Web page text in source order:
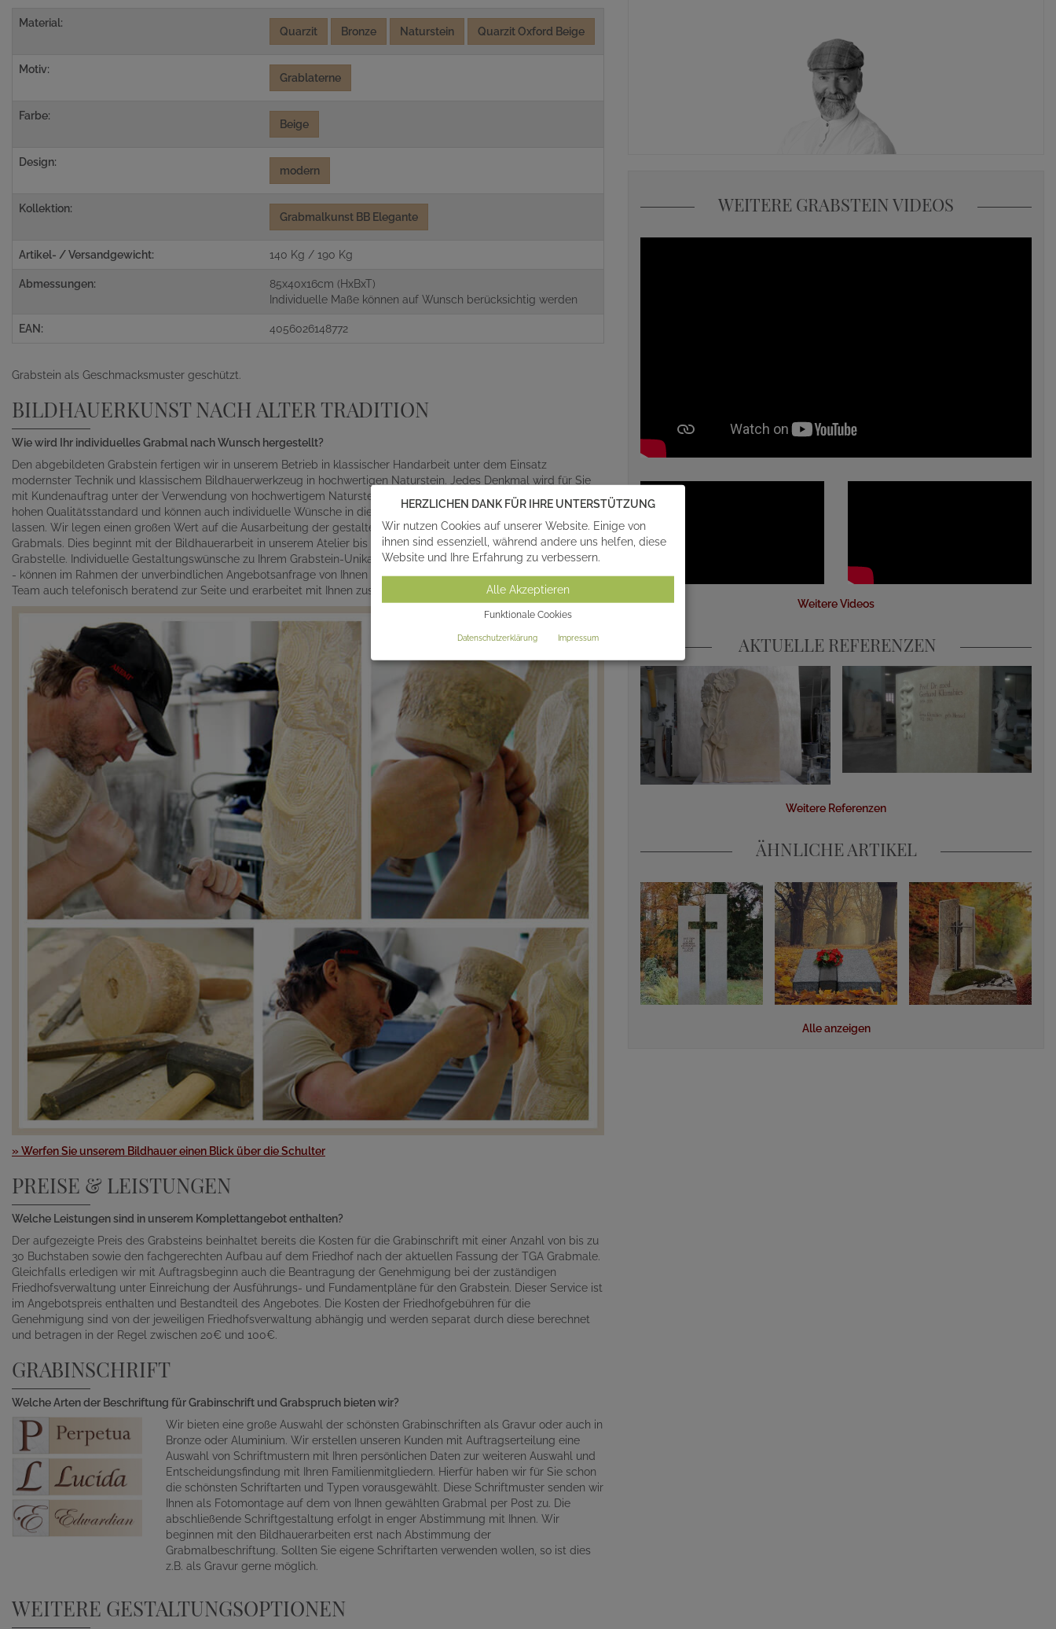
Material:
Quarzit Bronze Naturstein Quarzit Oxford Beige
Motiv:
Grablaterne
Farbe:
Beige
Design:
modern
Kollektion:
Grabmalkunst BB Elegante
Artikel- / Versandgewicht: 140 Kg / 190 Kg
Abmessungen:
85x40x16cm (HxBxT)
Individuelle Maße können auf Wunsch berücksichtig werden
EAN: 4056026148772
Grabstein als Geschmacksmuster geschützt.
BILDHAUERKUNST NACH ALTER TRADITION
Wie wird Ihr individuelles Grabmal nach Wunsch hergestellt?
Den abgebildeten Grabstein fertigen wir in unserem Betrieb in klassischer Handarbeit unter dem Einsatz
modernster Technik und klassischem Bildhauerwerkzeug in hochwertigen Naturstein. Jedes Denkmal wird für Sie
mit Kundenauftrag unter der Verwendung von hochwertigem Naturstein gefertigt. Somit gewährleisten wir einen
hohen Qualitätsstandard und können auch individuelle Wünsche in die Gestaltung Ihres Grabsteins mit einfließen
lassen. Wir legen einen großen Wert auf die Ausarbeitung der gestalterischen Details und Feinheiten des
Grabmals. Dies beginnt mit der Bildhauerarbeit in unserem Atelier bis zum abschließenden Aufbau auf der
Grabstelle. Individuelle Gestaltungswünsche zu Ihrem Grabstein-Unikat, egal ob Beschriftung, Design oder Material
- können im Rahmen der unverbindlichen Angebotsanfrage von Ihnen mit angefragt werden. Gern steht Ihnen unser
Team auch telefonisch beratend zur Seite und erarbeitet mit Ihnen zusammen einen individuellen Grabmalentwurf.
» Werfen Sie unserem Bildhauer einen Blick über die Schulter
PREISE & LEISTUNGEN
Welche Leistungen sind in unserem Komplettangebot enthalten?
Der aufgezeigte Preis des Grabsteins beinhaltet bereits die Kosten für die Grabinschrift mit einer Anzahl von bis zu
30 Buchstaben sowie den fachgerechten Aufbau auf dem Friedhof nach der aktuellen Fassung der TGA Grabmale.
Gleichfalls erledigen wir mit Auftragsbeginn auch die Beantragung der Genehmigung bei der zuständigen
Friedhofsverwaltung unter Einreichung der Ausführungs- und Fundamentpläne für den Grabstein. Dieser Service ist
im Angebotspreis enthalten und Bestandteil des Angebotes. Die Kosten der Friedhofgebühren für die
Genehmigung sind von der jeweiligen Friedhofsverwaltung abhängig und werden separat durch diese berechnet
und betragen in der Regel zwischen 20€ und 100€.
GRABINSCHRIFT
Welche Arten der Beschriftung für Grabinschrift und Grabspruch bieten wir?
Wir bieten eine große Auswahl der schönsten Grabinschriften als Gravur oder auch in
Bronze oder Aluminium. Wir erstellen unseren Kunden mit Auftragserteilung eine
Auswahl von Schriftmustern mit Ihren persönlichen Daten zur weiteren Auswahl und
Entscheidungsfindung mit Ihren Familienmitgliedern. Hierfür haben wir für Sie schon
die schönsten Schriftarten und Typen vorausgewählt. Diese Schriftmuster senden wir
Ihnen als Fotomontage auf dem von Ihnen gewählten Grabmal per Post zu. Die
abschließende Schriftgestaltung erfolgt in enger Abstimmung mit Ihnen. Wir
beginnen mit den Bildhauerarbeiten erst nach Abstimmung der
Grabmalbeschriftung. Sollten Sie eigene Schriftarten verwenden wollen, so ist dies
z.B. als Gravur gerne möglich.
WEITERE GESTALTUNGSOPTIONEN
WEITERE GRABSTEIN VIDEOS
Weitere Videos
AKTUELLE REFERENZEN
Weitere Referenzen
ÄHNLICHE ARTIKEL
Alle anzeigen
HERZLICHEN DANK FÜR IHRE UNTERSTÜTZUNG
Wir nutzen Cookies auf unserer Website. Einige von
ihnen sind essenziell, während andere uns helfen, diese
Website und Ihre Erfahrung zu verbessern.
Alle Akzeptieren
Funktionale Cookies
Datenschutzerklärung Impressum